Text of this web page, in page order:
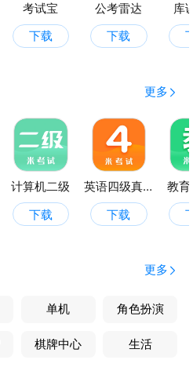
考试宝
下载
公考雷达
下载
库
更多
计算机二级
下载
英语四级真题
下载
教
更多
单机 角色扮演
棋牌中心 生活